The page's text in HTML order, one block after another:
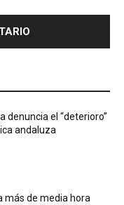
denuncia el “deterioro”
andaluza
más de media hora